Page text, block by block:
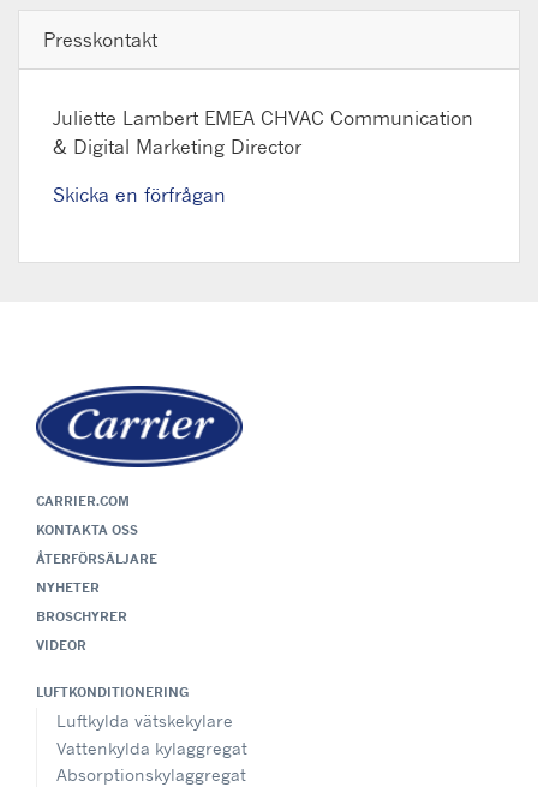
Presskontakt
Juliette Lambert EMEA CHVAC Communication
& Digital Marketing Director
Skicka en förfrågan
CARRIER.COM
KONTAKTA OSS
ÅTERFÖRSÄLJARE
NYHETER
BROSCHYRER
VIDEOR
LUFTKONDITIONERING
Luftkylda vätskekylare
Vattenkylda kylaggregat
Absorptionskylaggregat